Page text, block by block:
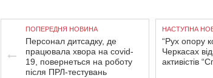
ПОПЕРЕДНЯ НОВИНА
Персонал дитсадку, де
працювала хвора на covіd-
19, повернеться на роботу
після ПРЛ-тестувань
НАСТУПНА
“Рух опору
Черкасах
активістів